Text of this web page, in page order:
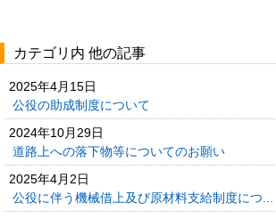
カテゴリ内 他の記事
2025年4月15日
公役の助成制度について
2024年10月29日
道路上への落下物等についてのお願い
2025年4月2日
公役に伴う機械借上及び原材料支給制度につ...